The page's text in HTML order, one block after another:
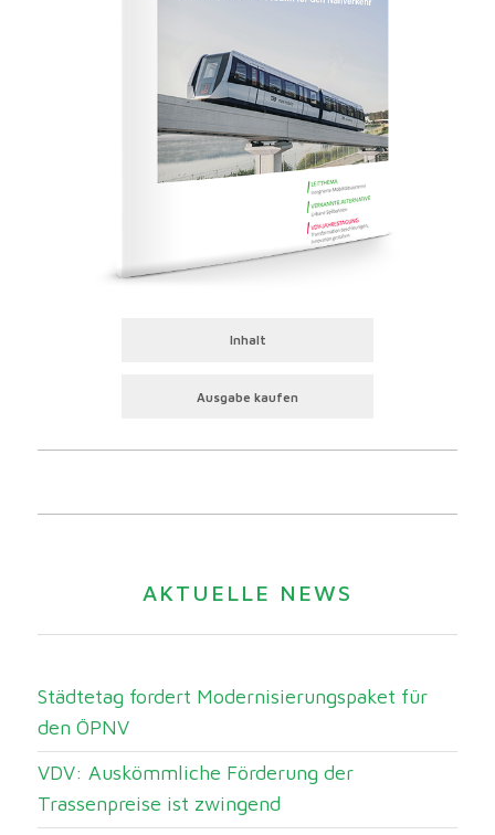
Inhalt
Ausgabe kaufen
AKTUELLE NEWS
Städtetag fordert Modernisierungspaket für
den ÖPNV
VDV: Auskömmliche Förderung der
Trassenpreise ist zwingend